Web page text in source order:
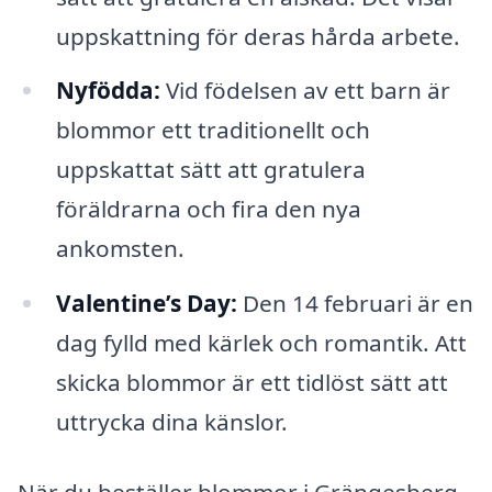
uppskattning för deras hårda arbete.
Nyfödda: Vid födelsen av ett barn är
blommor ett traditionellt och
uppskattat sätt att gratulera
föräldrarna och fira den nya
ankomsten.
Valentine’s Day: Den 14 februari är en
dag fylld med kärlek och romantik. Att
skicka blommor är ett tidlöst sätt att
uttrycka dina känslor.